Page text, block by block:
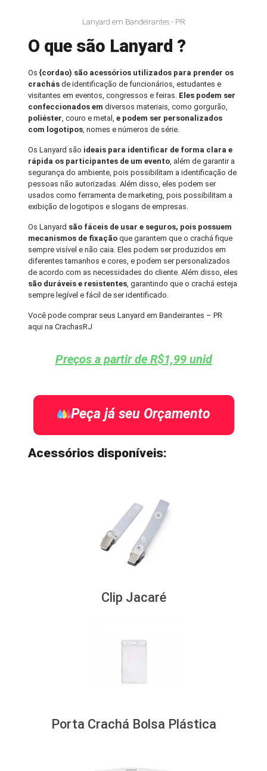
Lanyard em Bandeirantes - PR
O que são Lanyard ?
Os {cordao) são acessórios utilizados para prender os
crachás de identificação de funcionários, estudantes e
visitantes em eventos, congressos e feiras. Eles podem ser
confeccionados emdiversos materiais, como gorgurão,
poliéster, couro e metal,e podem ser personalizados
com logotipos, nomes e números de série.
Os Lanyard são ideais para identificar de forma clara e
rápida os participantes de um evento, além de garantir a
segurança do ambiente, pois possibilitam a identificação de
pessoas não autorizadas. Além disso, eles podem ser
usados como ferramenta de marketing, pois possibilitam a
exibição de logotipos e slogans de empresas.
Os Lanyard são fáceis de usar e seguros, pois possuem
mecanismos de fixação que garantem que o crachá fique
sempre visível e não caia. Eles podem ser produzidos em
diferentes tamanhos e cores, e podem ser personalizados
de acordo com as necessidades do cliente. Além disso, eles
são duráveis e resistentes, garantindo que o crachá esteja
sempre legível e fácil de ser identificado.
Você pode comprar seus Lanyard em Bandeirantes – PR
aqui na CrachasRJ
Preços a partir de R$1,99 unid
Peça já seu Orçamento
Acessórios disponíveis:
Clip Jacaré
Porta Crachá Bolsa Plástica